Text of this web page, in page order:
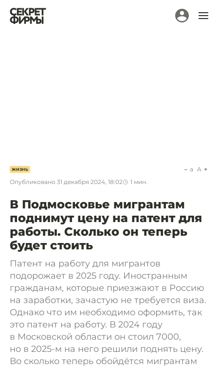
ЖИЗНЬ
Опубликовано 31 декабря 2024, 18:02 1 мин.
a A
В Подмосковье мигрантам
поднимут цену на патент для
работы. Сколько он теперь
будет стоить
Патент на работу для мигрантов
подорожает в 2025 году. Иностранным
гражданам, которые приезжают в Россию
на заработки, зачастую не требуется виза.
Однако что им необходимо оформить, так
это патент на работу. В 2024 году
в Московской области он стоил 7000,
но в 2025-м на него решили поднять цену.
Во сколько теперь обойдётся мигрантам